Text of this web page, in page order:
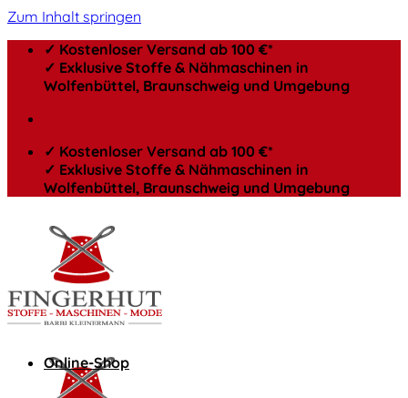
Zum Inhalt springen
✓ Kostenloser Versand ab 100 €*
✓ Exklusive Stoffe & Nähmaschinen in
Wolfenbüttel, Braunschweig und Umgebung
✓ Kostenloser Versand ab 100 €*
✓ Exklusive Stoffe & Nähmaschinen in
Wolfenbüttel, Braunschweig und Umgebung
Online-Shop